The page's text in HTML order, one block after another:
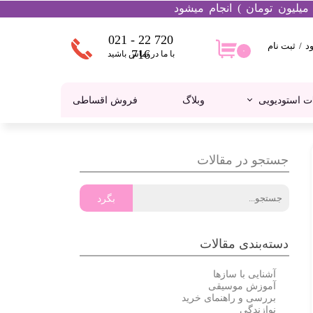
استودیویی وبلاگ فروش اقساطی
/ ثبت نام
تغییر گذر
خروج از
۰
021 - 22 720
716
با ما در تماس باشید
دسته‌بندی مقالات
آشنایی با سازها
آموزش موسیقی
بررسی و راهنمای خرید
نوازندگی
جستجو در مقالات
بگرد